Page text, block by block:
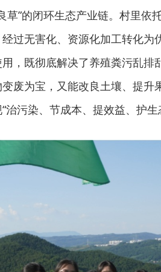
草”的闭环生态产业链。村里依
过无害化、资源化加工转化为
，既彻底解决了养殖粪污乱排
废为宝，又能改良土壤、提升
污染、节成本、提效益、护生